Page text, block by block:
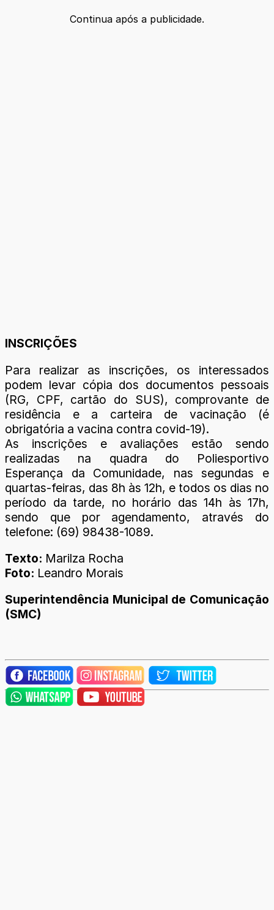
Continua após a publicidade.
INSCRIÇÕES
Para realizar as inscrições, os interessados
podem levar cópia dos documentos pessoais
(RG, CPF, cartão do SUS), comprovante de
residência e a carteira de vacinação (é
obrigatória a vacina contra covid-19).
As inscrições e avaliações estão sendo
realizadas na quadra do Poliesportivo
Esperança da Comunidade, nas segundas e
quartas-feiras, das 8h às 12h, e todos os dias no
período da tarde, no horário das 14h às 17h,
sendo que por agendamento, através do
telefone: (69) 98438-1089.
Texto: Marilza Rocha
Foto: Leandro Morais
Superintendência Municipal de Comunicação
(SMC)